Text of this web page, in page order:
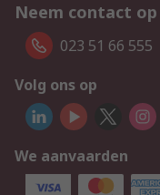
Neem contact op
023 51 66 555
Volg ons op
We aanvaarden